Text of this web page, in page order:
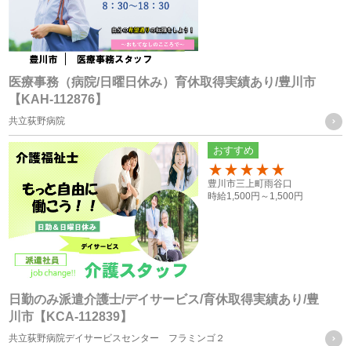
（電話等）、その他書面による取得
応募者の方への個人情報
・採用応募時に取得した履歴書、お問い合せフォーム、エン
トリーフォーム、口頭（電話等）による取得
・就職斡旋サイトや人材紹介会社からの通知による取得
お取引様の個人情報
・お問い合せフォーム、求人依頼フォーム、口頭（電話等）
またはFAXによる取得
個人情報の管理について責任を有する者の名称
・株式会社フォーテック
統計処理されたデータの利用
医療事務（病院/日曜日休み）育休取得実績あり/豊川市
【KAH-112876】
共立荻野病院
日勤のみ派遣介護士/デイサービス/育休取得実績あり/豊
川市【KCA-112839】
共立荻野病院デイサービスセンター フラミンゴ２
おすすめ
100
豊川市三上町雨谷口
時給1,500円～ 1,500円